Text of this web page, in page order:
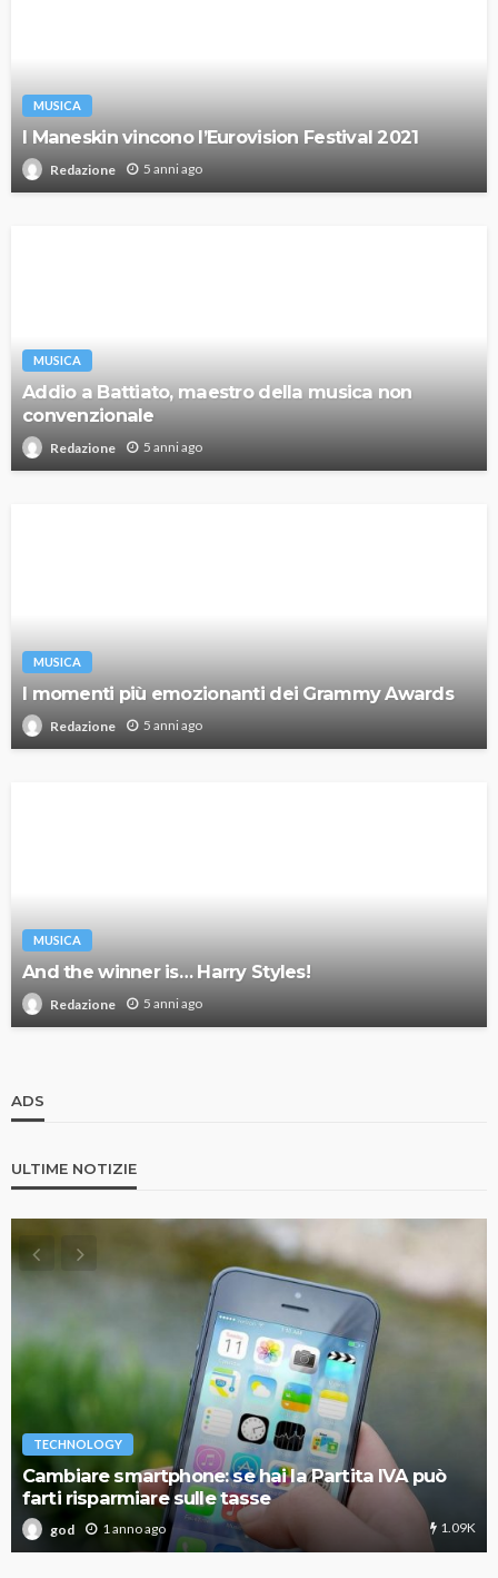
MUSICA
I Maneskin vincono l’Eurovision Festival 2021
Redazione 5 anni ago
MUSICA
Addio a Battiato, maestro della musica non
convenzionale
Redazione 5 anni ago
MUSICA
I momenti più emozionanti dei Grammy Awards
Redazione 5 anni ago
MUSICA
And the winner is… Harry Styles!
Redazione 5 anni ago
ADS
ULTIME NOTIZIE
TECHNOLOGY
Cambiare smartphone: se hai la Partita IVA può
farti risparmiare sulle tasse
god 1 anno ago 1.09K